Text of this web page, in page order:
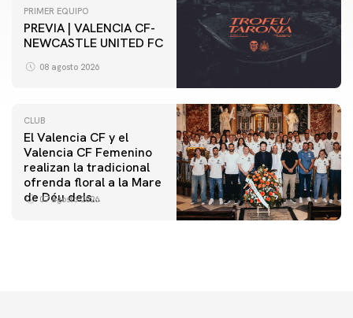
PRIMER EQUIPO
PREVIA | VALENCIA CF-
NEWCASTLE UNITED FC
08 agosto 2026
CLUB
El Valencia CF y el
Valencia CF Femenino
realizan la tradicional
ofrenda floral a la Mare
de Déu dels
07 agosto 2026